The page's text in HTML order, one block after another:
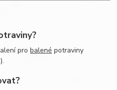
probalené potraviny